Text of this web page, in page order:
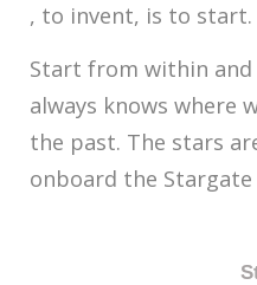
, to invent, is to start.
Start from within and
always knows where
the past. The stars
onboard the Stargate